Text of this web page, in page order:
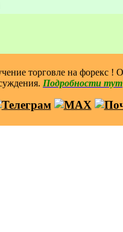
торговле на форекс !
Подробности тут